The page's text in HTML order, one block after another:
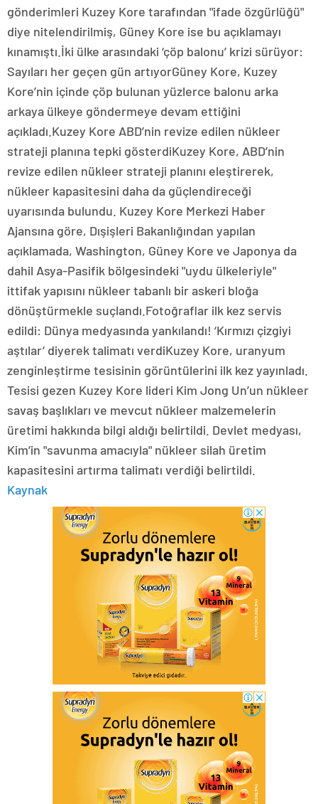
gönderimleri Kuzey Kore tarafından "ifade özgürlüğü"
diye nitelendirilmiş, Güney Kore ise bu açıklamayı
kınamıştı.İki ülke arasındaki ‘çöp balonu’ krizi sürüyor:
Sayıları her geçen gün artıyorGüney Kore, Kuzey
Kore’nin içinde çöp bulunan yüzlerce balonu arka
arkaya ülkeye göndermeye devam ettiğini
açıkladı.Kuzey Kore ABD’nin revize edilen nükleer
strateji planına tepki gösterdiKuzey Kore, ABD’nin
revize edilen nükleer strateji planını eleştirerek,
nükleer kapasitesini daha da güçlendireceği
uyarısında bulundu. Kuzey Kore Merkezi Haber
Ajansına göre, Dışişleri Bakanlığından yapılan
açıklamada, Washington, Güney Kore ve Japonya da
dahil Asya-Pasifik bölgesindeki "uydu ülkeleriyle"
ittifak yapısını nükleer tabanlı bir askeri bloğa
dönüştürmekle suçlandı.Fotoğraflar ilk kez servis
edildi: Dünya medyasında yankılandı! ‘Kırmızı çizgiyi
aştılar’ diyerek talimatı verdiKuzey Kore, uranyum
zenginleştirme tesisinin görüntülerini ilk kez yayınladı.
Tesisi gezen Kuzey Kore lideri Kim Jong Un’un nükleer
savaş başlıkları ve mevcut nükleer malzemelerin
üretimi hakkında bilgi aldığı belirtildi. Devlet medyası,
Kim’in "savunma amacıyla" nükleer silah üretim
kapasitesini artırma talimatı verdiği belirtildi.
Kaynak